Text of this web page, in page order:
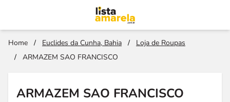
Home / Euclides da Cunha, Bahia /
Loja de Roupas
/
ARMAZEM SAO FRANCISCO
ARMAZEM SAO FRANCISCO